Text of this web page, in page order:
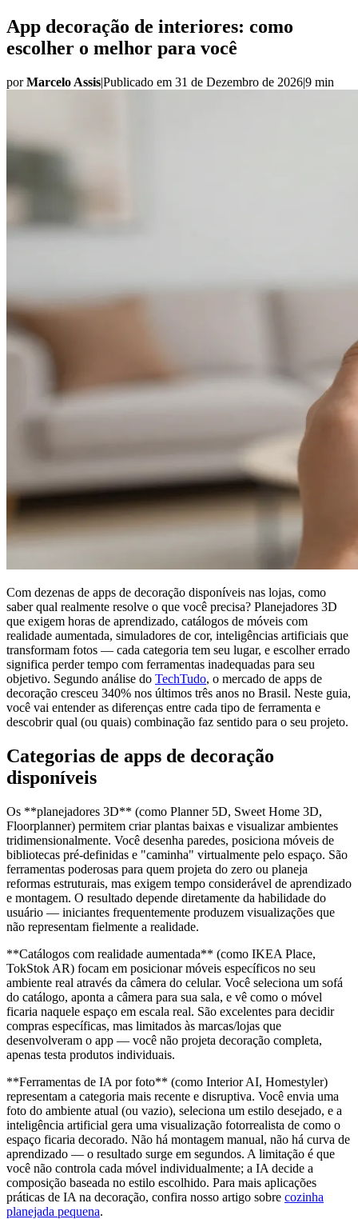
App decoração de interiores: como
escolher o melhor para você
porMarcelo Assis|Publicado em 31 de Dezembro de 2026|9 min
Com dezenas de apps de decoração disponíveis nas lojas, como
saber qual realmente resolve o que você precisa? Planejadores 3D
que exigem horas de aprendizado, catálogos de móveis com
realidade aumentada, simuladores de cor, inteligências artificiais que
transformam fotos — cada categoria tem seu lugar, e escolher errado
significa perder tempo com ferramentas inadequadas para seu
objetivo. Segundo análise do TechTudo, o mercado de apps de
decoração cresceu 340% nos últimos três anos no Brasil. Neste guia,
você vai entender as diferenças entre cada tipo de ferramenta e
descobrir qual (ou quais) combinação faz sentido para o seu projeto.
Categorias de apps de decoração
disponíveis
Os **planejadores 3D** (como Planner 5D, Sweet Home 3D,
Floorplanner) permitem criar plantas baixas e visualizar ambientes
tridimensionalmente. Você desenha paredes, posiciona móveis de
bibliotecas pré-definidas e "caminha" virtualmente pelo espaço. São
ferramentas poderosas para quem projeta do zero ou planeja
reformas estruturais, mas exigem tempo considerável de aprendizado
e montagem. O resultado depende diretamente da habilidade do
usuário — iniciantes frequentemente produzem visualizações que
não representam fielmente a realidade.
**Catálogos com realidade aumentada** (como IKEA Place,
TokStok AR) focam em posicionar móveis específicos no seu
ambiente real através da câmera do celular. Você seleciona um sofá
do catálogo, aponta a câmera para sua sala, e vê como o móvel
ficaria naquele espaço em escala real. São excelentes para decidir
compras específicas, mas limitados às marcas/lojas que
desenvolveram o app — você não projeta decoração completa,
apenas testa produtos individuais.
**Ferramentas de IA por foto** (como Interior AI, Homestyler)
representam a categoria mais recente e disruptiva. Você envia uma
foto do ambiente atual (ou vazio), seleciona um estilo desejado, e a
inteligência artificial gera uma visualização fotorrealista de como o
espaço ficaria decorado. Não há montagem manual, não há curva de
aprendizado — o resultado surge em segundos. A limitação é que
você não controla cada móvel individualmente; a IA decide a
composição baseada no estilo escolhido. Para mais aplicações
práticas de IA na decoração, confira nosso artigo sobre cozinha
planejada pequena.